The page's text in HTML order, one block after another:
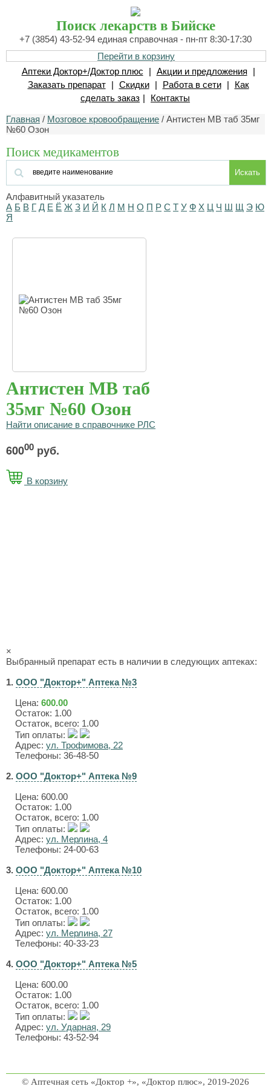
Поиск лекарств в Бийске
+7 (3854) 43-52-94 единая справочная - пн-пт 8:30-17:30
Перейти в корзину
Аптеки Доктор+/Доктор плюс
| Акции и предложения
|
Заказать препарат
| Скидки | Работа в сети |
Как
сделать заказ | Контакты
Главная / Мозговое кровообращение / Антистен МВ таб 35мг
№60 Озон
Поиск медикаментов
Искать
Алфавитный указатель
А Б В Г Д Е Ё Ж З И Й К Л М Н О П Р С Т У Ф Х Ц Ч Ш Щ Э Ю
Я
Антистен МВ таб
35мг №60 Озон
Найти описание в справочнике РЛС
60000 руб.
В корзину
×
Выбранный препарат есть в наличии в следующих аптеках:
1. ООО "Доктор+" Аптека №3
Цена: 600.00
Остаток: 1.00
Остаток, всего: 1.00
Тип оплаты:
Адрес: ул. Трофимова, 22
Телефоны: 36-48-50
2. ООО "Доктор+" Аптека №9
Цена: 600.00
Остаток: 1.00
Остаток, всего: 1.00
Тип оплаты:
Адрес: ул. Мерлина, 4
Телефоны: 24-00-63
3. ООО "Доктор+" Аптека №10
Цена: 600.00
Остаток: 1.00
Остаток, всего: 1.00
Тип оплаты:
Адрес: ул. Мерлина, 27
Телефоны: 40-33-23
4. ООО "Доктор+" Аптека №5
Цена: 600.00
Остаток: 1.00
Остаток, всего: 1.00
Тип оплаты:
Адрес: ул. Ударная, 29
Телефоны: 43-52-94
© Аптечная сеть «Доктор +», «Доктор плюс», 2019-2026